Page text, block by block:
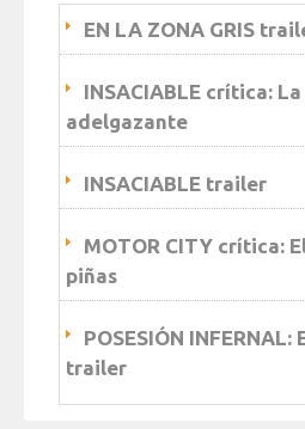
EN LA ZONA GRIS
INSACIABLE crítica:
adelgazante
INSACIABLE trailer
MOTOR CITY crítica:
piñas
POSESIÓN INFERNAL:
trailer